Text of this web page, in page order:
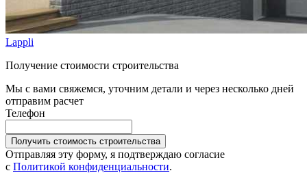
Lappli
Получение стоимости строительства
Мы с вами свяжемся, уточним детали и через несколько дней
отправим расчет
Телефон
Получить стоимость строительства
Отправляя эту форму, я подтверждаю согласие
с Политикой конфиденциальности.